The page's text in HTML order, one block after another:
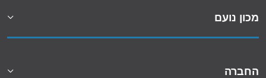
מכון נועם
החברה